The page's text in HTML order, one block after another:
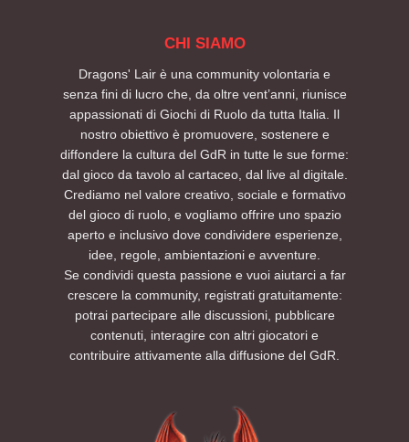
CHI SIAMO
Dragons' Lair è una community volontaria e
senza fini di lucro che, da oltre vent’anni, riunisce
appassionati di Giochi di Ruolo da tutta Italia. Il
nostro obiettivo è promuovere, sostenere e
diffondere la cultura del GdR in tutte le sue forme:
dal gioco da tavolo al cartaceo, dal live al digitale.
Crediamo nel valore creativo, sociale e formativo
del gioco di ruolo, e vogliamo offrire uno spazio
aperto e inclusivo dove condividere esperienze,
idee, regole, ambientazioni e avventure.
Se condividi questa passione e vuoi aiutarci a far
crescere la community, registrati gratuitamente:
potrai partecipare alle discussioni, pubblicare
contenuti, interagire con altri giocatori e
contribuire attivamente alla diffusione del GdR.